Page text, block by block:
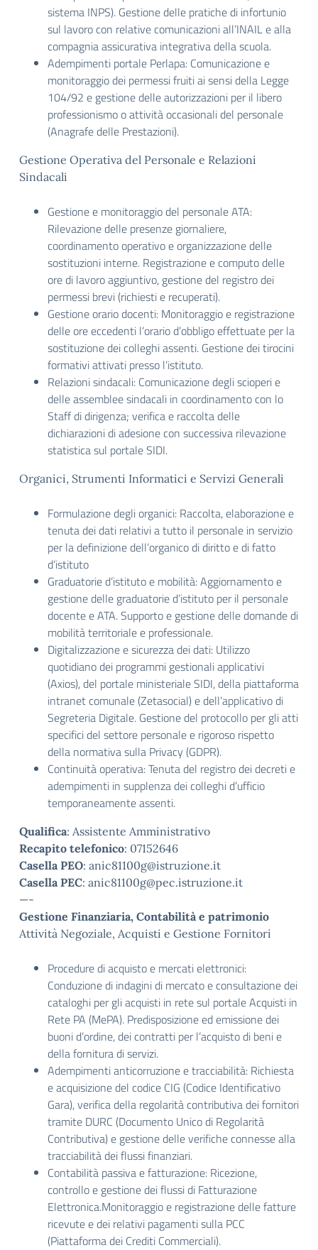
sistema INPS). Gestione delle pratiche di infortunio
sul lavoro con relative comunicazioni all’INAIL e alla
compagnia assicurativa integrativa della scuola.
Adempimenti portale Perlapa: Comunicazione e
monitoraggio dei permessi fruiti ai sensi della Legge
104/92 e gestione delle autorizzazioni per il libero
professionismo o attività occasionali del personale
(Anagrafe delle Prestazioni).
Gestione Operativa del Personale e Relazioni
Sindacali
Gestione e monitoraggio del personale ATA:
Rilevazione delle presenze giornaliere,
coordinamento operativo e organizzazione delle
sostituzioni interne. Registrazione e computo delle
ore di lavoro aggiuntivo, gestione del registro dei
permessi brevi (richiesti e recuperati).
Gestione orario docenti: Monitoraggio e registrazione
delle ore eccedenti l’orario d’obbligo effettuate per la
sostituzione dei colleghi assenti. Gestione dei tirocini
formativi attivati presso l’istituto.
Relazioni sindacali: Comunicazione degli scioperi e
delle assemblee sindacali in coordinamento con lo
Staff di dirigenza; verifica e raccolta delle
dichiarazioni di adesione con successiva rilevazione
statistica sul portale SIDI.
Organici, Strumenti Informatici e Servizi Generali
Formulazione degli organici: Raccolta, elaborazione e
tenuta dei dati relativi a tutto il personale in servizio
per la definizione dell’organico di diritto e di fatto
d’istituto
Graduatorie d’istituto e mobilità: Aggiornamento e
gestione delle graduatorie d’istituto per il personale
docente e ATA. Supporto e gestione delle domande di
mobilità territoriale e professionale.
Digitalizzazione e sicurezza dei dati: Utilizzo
quotidiano dei programmi gestionali applicativi
(Axios), del portale ministeriale SIDI, della piattaforma
intranet comunale (Zetasocial) e dell’applicativo di
Segreteria Digitale. Gestione del protocollo per gli atti
specifici del settore personale e rigoroso rispetto
della normativa sulla Privacy (GDPR).
Continuità operativa: Tenuta del registro dei decreti e
adempimenti in supplenza dei colleghi d’ufficio
temporaneamente assenti.
Qualifica: Assistente Amministrativo
Recapito telefonico: 07152646
Casella PEO: anic81100g@istruzione.it
Casella PEC: anic81100g@pec.istruzione.it
—-
Gestione Finanziaria, Contabilità e patrimonio
Attività Negoziale, Acquisti e Gestione Fornitori
Procedure di acquisto e mercati elettronici:
Conduzione di indagini di mercato e consultazione dei
cataloghi per gli acquisti in rete sul portale Acquisti in
Rete PA (MePA). Predisposizione ed emissione dei
buoni d’ordine, dei contratti per l’acquisto di beni e
della fornitura di servizi.
Adempimenti anticorruzione e tracciabilità: Richiesta
e acquisizione del codice CIG (Codice Identificativo
Gara), verifica della regolarità contributiva dei fornitori
tramite DURC (Documento Unico di Regolarità
Contributiva) e gestione delle verifiche connesse alla
tracciabilità dei flussi finanziari.
Contabilità passiva e fatturazione: Ricezione,
controllo e gestione dei flussi di Fatturazione
Elettronica.Monitoraggio e registrazione delle fatture
ricevute e dei relativi pagamenti sulla PCC
(Piattaforma dei Crediti Commerciali).